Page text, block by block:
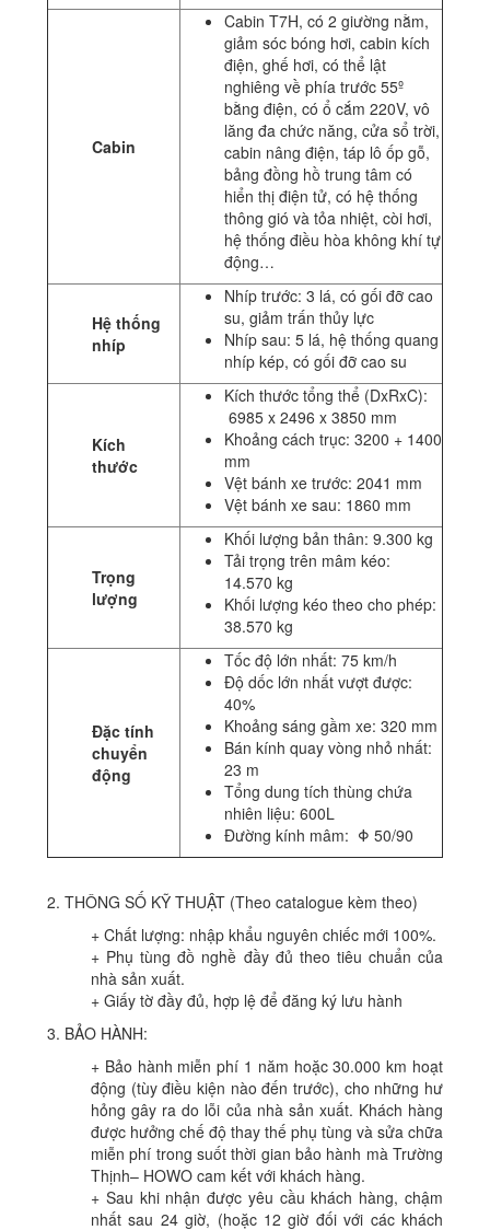
Cabin
Cabin T7H, có 2 giường nằm,
giảm sóc bóng hơi, cabin kích
điện, ghế hơi, có thể lật
nghiêng về phía trước 55º
bằng điện, có ổ cắm 220V, vô
lăng đa chức năng, cửa sổ trời,
cabin nâng điện, táp lô ốp gỗ,
bảng đồng hồ trung tâm có
hiển thị điện tử, có hệ thống
thông gió và tỏa nhiệt, còi hơi,
hệ thống điều hòa không khí tự
động…
Hệ thống
nhíp
Nhíp trước: 3 lá, có gối đỡ cao
su, giảm trấn thủy lực
Nhíp sau: 5 lá, hệ thống quang
nhíp kép, có gối đỡ cao su
Kích
thước
Kích thước tổng thể (DxRxC):
6985 x 2496 x 3850 mm
Khoảng cách trục: 3200 + 1400
mm
Vệt bánh xe trước: 2041 mm
Vệt bánh xe sau: 1860 mm
Trọng
lượng
Khối lượng bản thân: 9.300 kg
Tải trọng trên mâm kéo:
14.570 kg
Khối lượng kéo theo cho phép:
38.570 kg
Đặc tính
chuyển
động
Tốc độ lớn nhất: 75 km/h
Độ dốc lớn nhất vượt được:
40%
Khoảng sáng gầm xe: 320 mm
Bán kính quay vòng nhỏ nhất:
23 m
Tổng dung tích thùng chứa
nhiên liệu: 600L
Đường kính mâm: Φ 50/90
2. THÔNG SỐ KỸ THUẬT (Theo catalogue kèm theo)
+ Chất lượng: nhập khẩu nguyên chiếc mới 100%.
+ Phụ tùng đồ nghề đầy đủ theo tiêu chuẩn của
nhà sản xuất.
+ Giấy tờ đầy đủ, hợp lệ để đăng ký lưu hành
3. BẢO HÀNH:
+ Bảo hành miễn phí 1 năm hoặc 30.000 km hoạt
động (tùy điều kiện nào đến trước), cho những hư
hỏng gây ra do lỗi của nhà sản xuất. Khách hàng
được hưởng chế độ thay thế phụ tùng và sửa chữa
miễn phí trong suốt thời gian bảo hành mà Trường
Thịnh– HOWO cam kết với khách hàng.
+ Sau khi nhận được yêu cầu khách hàng, chậm
nhất sau 24 giờ, (hoặc 12 giờ đối với các khách